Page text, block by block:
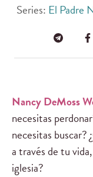
Series: El Padre
Nancy DeMoss
necesitas
necesitas
a través de tu
iglesia?